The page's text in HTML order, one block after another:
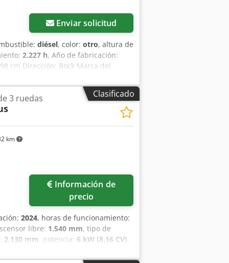
Enviar solicitud
diésel, color: otro, altura de
2.227 h, Año de fabricación:
cm Dirección: Bock Marca del
muy bueno Estado visual: muy
= Observaciones = Tren de
cerrada con calefacción,Clasificado
km
3 ruedas
precio
2024, horas de funcionamiento:
libre: 1.540 mm, tipo de
2.130 mm, potencia: 6 kW (8,16 CV),
1.090 mm, Carretilla